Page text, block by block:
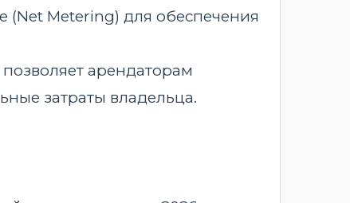
Metering) для обеспечения
арендаторам
затраты владельца.